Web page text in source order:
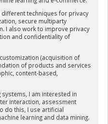
techniques for privacy
secure multiparty
I also work to improve privacy
and confidentiality of
(acquisition of
of products and services
content-based,
I am interested in
interaction, assessment
do this, I use artificial
learning and data mining.